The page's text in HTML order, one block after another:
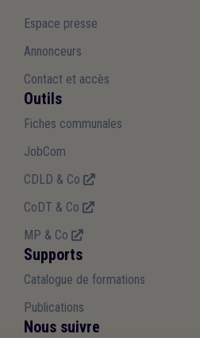
Espace presse
Annonceurs
Contact et accès
Outils
Fiches communales
JobCom
CDLD & Co
CoDT & Co
MP & Co
Supports
Catalogue de formations
Publications
Nous suivre